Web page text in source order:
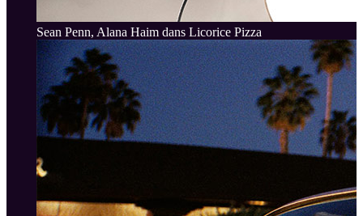
Sean Penn, Alana Haim dans Licorice Pizza